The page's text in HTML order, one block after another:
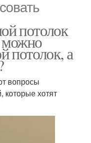
потолок
можно
потолок, а
вопросы
которые хотят